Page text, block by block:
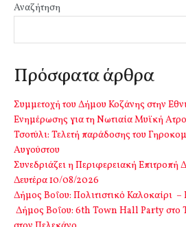
Αναζήτηση
Πρόσφατα άρθρα
Συμμετοχή του Δήμου Κοζάνης στην
Ενημέρωσης για τη Νωτιαία Μυϊκή
Τσοτύλι: Τελετή παράδοσης του
Αυγούστου
Συνεδριάζει η Περιφερειακή Επιτροπή
Δευτέρα 10/08/2026
Δήμος Βοΐου: Πολιτιστικό Καλοκαίρι
Δήμος Βοΐου: 6th Town Hall Party στο